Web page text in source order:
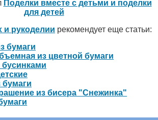
Поделки вместе с детьми и поделки
для детей
и рукоделии рекомендует еще статьи:
бумаги
из цветной бумаги
бумаги
из бисера "Снежинка"